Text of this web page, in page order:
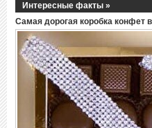
Интересные факты »
Самая дорогая коробка конфет